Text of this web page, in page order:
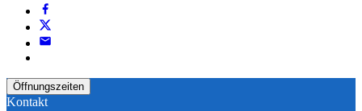
Öffnungszeiten
Kontakt